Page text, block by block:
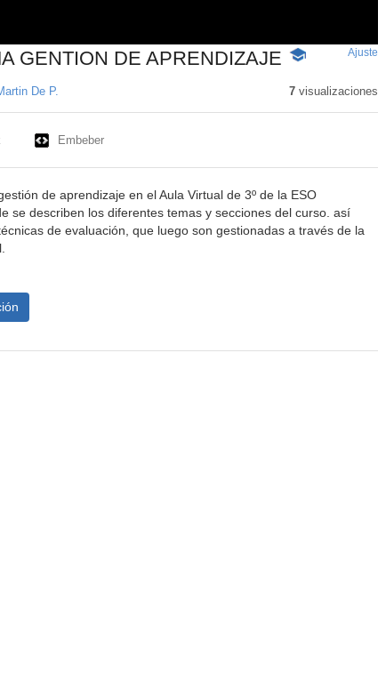
GENTION DE APRENDIZAJE
-
educativo
Ajuste
De P. 7visualizaciones
Embeber
de aprendizaje en el Aula Virtual de 3º de la ESO
se describen los diferentes temas y secciones del curso. así
de evaluación, que luego son gestionadas a través de la